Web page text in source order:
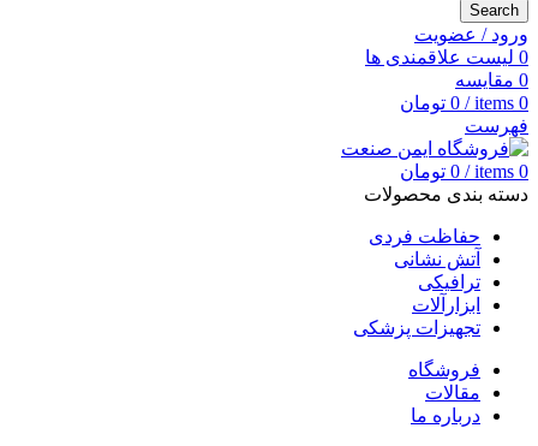
Search
ورود / عضویت
0 لیست علاقمندی ها
0 مقایسه
0
items
/
0 تومان
فهرست
0
items
/
0 تومان
دسته بندی محصولات
حفاظت فردی
آتش نشانی
ترافیکی
ابزارآلات
تجهیزات پزشکی
فروشگاه
مقالات
درباره ما